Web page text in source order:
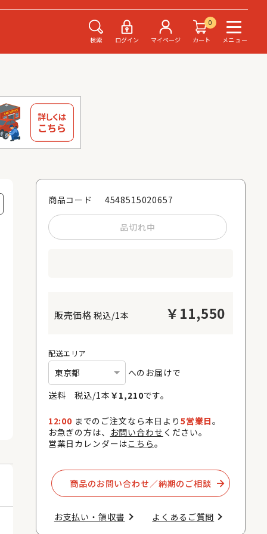
検索 ログイン マイページ
0
カート
メニュー
商品コード 4548515020657
品切れ中
税込/1本 ￥ 11,550
配送エリア
へのお届けで
送料 税込/1本 ￥1,210です。
12:00 までのご注文なら本日より 5営業日。
お急ぎの方は、
お問い合わせ ください。
営業日カレンダーはこちら。
商品のお問い合わせ／納期のご相談​
お支払い・領収書​ よくあるご質問​